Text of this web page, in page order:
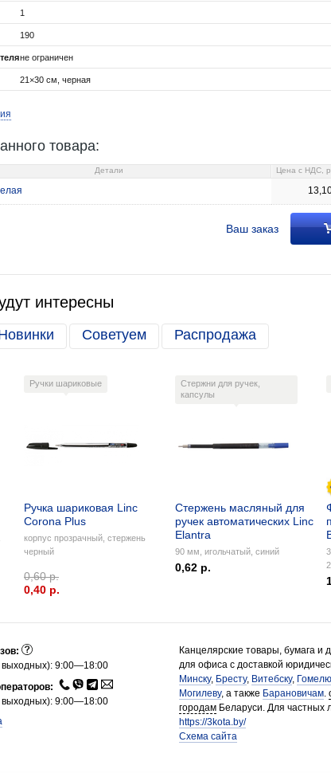
1
190
не ограничен
21×30 см, черная
товара:
Детали Цена c НДС,
Ваш заказ
интересны
Советуем Распродажа
Ручки шариковые
Ручка шариковая Linc
Corona Plus
корпус прозрачный, стержень
черный
0,60 р.
0,40 p.
Стержни для ручек,
капсулы
Стержень масляный для
ручек автоматических Linc
Elantra
90 мм, игольчатый, синий
0,62 р.
выходных): 9:00—18:00
выходных): 9:00—18:00
Канцелярские товары, бумага и
для офиса с доставкой
Минску, Бресту, Витебску, Гомелю
Могилеву, а также Барановичам.
городам Беларуси. Для частных
https://3kota.by/
Схема сайта